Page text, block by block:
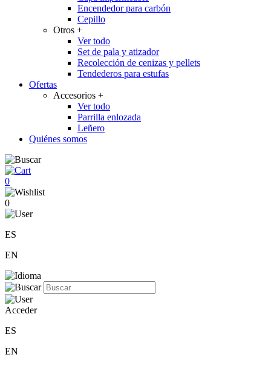
Encendedor para carbón
Cepillo
Otros +
Ver todo
Set de pala y atizador
Recolección de cenizas y pellets
Tendederos para estufas
Ofertas
Accesorios +
Ver todo
Parrilla enlozada
Leñero
Quiénes somos
0
0
ES
EN
Acceder
ES
EN